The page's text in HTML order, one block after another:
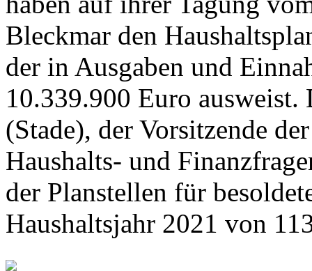
Bleckmar den
der in Ausgaben und
10.339.900 Euro ausweist.
(Stade), der Vorsitzende
Haushalts- und
der Planstellen für
Haushaltsjahr 2021 von